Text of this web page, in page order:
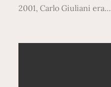
2001, Carlo Giuliani era…